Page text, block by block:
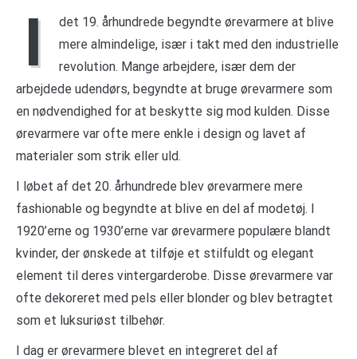
I
det 19. århundrede begyndte ørevarmere at blive
mere almindelige, især i takt med den industrielle
revolution. Mange arbejdere, især dem der
arbejdede udendørs, begyndte at bruge ørevarmere som
en nødvendighed for at beskytte sig mod kulden. Disse
ørevarmere var ofte mere enkle i design og lavet af
materialer som strik eller uld.
I løbet af det 20. århundrede blev ørevarmere mere
fashionable og begyndte at blive en del af modetøj. I
1920’erne og 1930’erne var ørevarmere populære blandt
kvinder, der ønskede at tilføje et stilfuldt og elegant
element til deres vintergarderobe. Disse ørevarmere var
ofte dekoreret med pels eller blonder og blev betragtet
som et luksuriøst tilbehør.
I dag er ørevarmere blevet en integreret del af